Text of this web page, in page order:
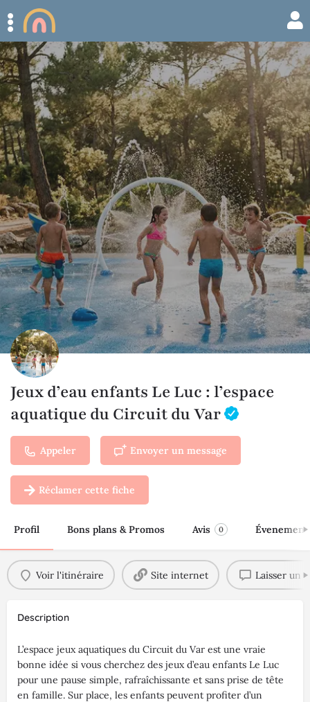
Jeux d’eau enfants Le Luc : l’espace
aquatique du Circuit du Var
Appeler Envoyer un message
Réclamer cette fiche
Profil Bons plans & Promos Avis 0 Évenement
Voir l'itinéraire Site internet Laisser un
Description
L’espace jeux aquatiques du Circuit du Var est une vraie
bonne idée si vous cherchez des jeux d’eau enfants Le Luc
pour une pause simple, rafraîchissante et sans prise de tête
en famille. Sur place, les enfants peuvent profiter d’un